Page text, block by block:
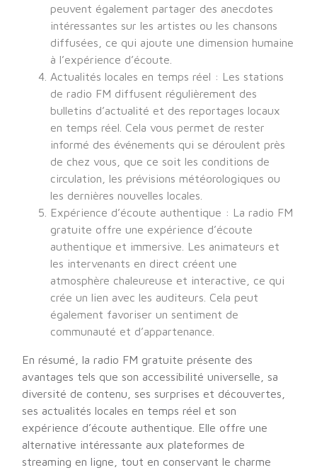
peuvent également partager des anecdotes
intéressantes sur les artistes ou les chansons
diffusées, ce qui ajoute une dimension humaine
à l’expérience d’écoute.
Actualités locales en temps réel : Les stations
de radio FM diffusent régulièrement des
bulletins d’actualité et des reportages locaux
en temps réel. Cela vous permet de rester
informé des événements qui se déroulent près
de chez vous, que ce soit les conditions de
circulation, les prévisions météorologiques ou
les dernières nouvelles locales.
Expérience d’écoute authentique : La radio FM
gratuite offre une expérience d’écoute
authentique et immersive. Les animateurs et
les intervenants en direct créent une
atmosphère chaleureuse et interactive, ce qui
crée un lien avec les auditeurs. Cela peut
également favoriser un sentiment de
communauté et d’appartenance.
En résumé, la radio FM gratuite présente des
avantages tels que son accessibilité universelle, sa
diversité de contenu, ses surprises et découvertes,
ses actualités locales en temps réel et son
expérience d’écoute authentique. Elle offre une
alternative intéressante aux plateformes de
streaming en ligne, tout en conservant le charme